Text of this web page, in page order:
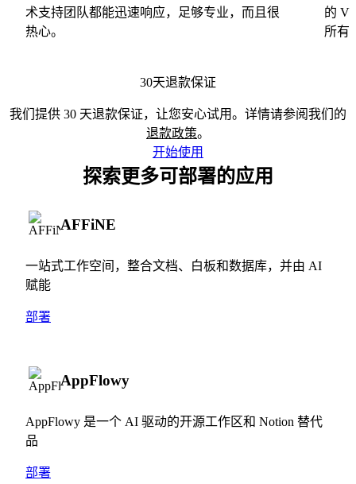
术支持团队都能迅速响应，足够专业，而且很
热心。
的
所有
30天退款保证
我们提供 30 天退款保证，让您安心试用。详情请参阅我们的
退款政策。
开始使用
探索更多可部署的应用
AFFiNE
一站式工作空间，整合文档、白板和数据库，并由 AI
赋能
部署
AppFlowy
AppFlowy 是一个 AI 驱动的开源工作区和 Notion 替代
品
部署